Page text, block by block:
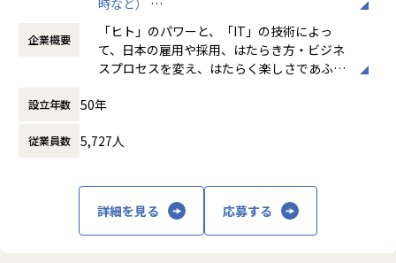
ビットエー初の自社プロダクトのリリースも
控えており、多方面での事業展開を進めてい
ます。
■サステナブルビジネス統括部について（展開しているサー
営・運用支援、脱炭素クラウドツールの導入/サポート、ビジ
・交通DXソリューション部（モビリティビジネス支援G）：
・フィールドDXソリューション部（ドローンビジネス支援
G）：ドローンソリューションの導入・運用支援、実証実験
代行、導入効果検討開発、ビジネス支援（拡販・人材育成）
す。
・太陽光パネル点検サービスへのドローン導入コンサルティ
・地域の移動、交通課題に対して医療や観光の側面における
モビリティサービスの導入コンサルティング など
※上記はあくまで一例であり、志向性と経験に応じて幅広く
※能力開発を目的にGX・ドローン・MaaS領域以外のプロジ
■サステナビリティ推進が注目されている背景と私たち（サ
時間外労働の有無： 有（月平均20時間）
休憩時間： 60分
企業概要
「ヒト」のパワーと、「IT」の技術によっ
て、日本の雇用や採用、はたらき方・ビジネ
スプロセスを変え、はたらく楽しさであふれ
らいて、笑っている。それが、私たちパーソ
です。
ふれる組織作りを通じて、お客様の確かな成
長を、共に実現いたします。
設立年数 50年
従業員数 5,727人
詳細を見る 応募する